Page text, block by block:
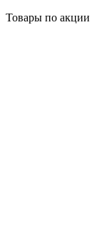
Товары по акции